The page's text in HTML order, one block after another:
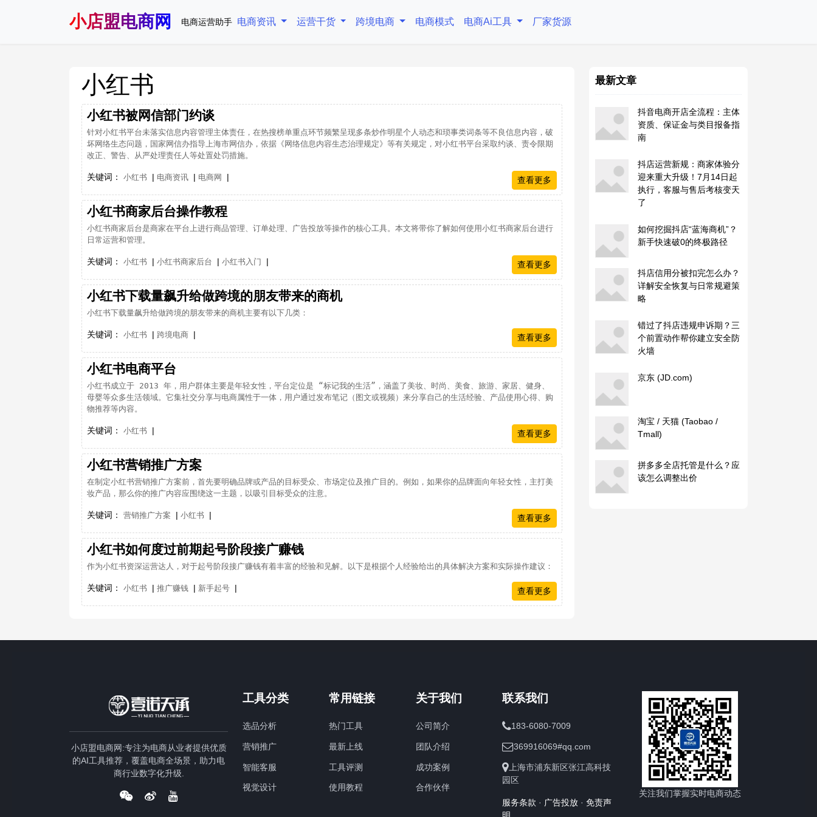
小店盟电商网 电商运营助手 电商资讯 运营干货 跨境电商 电商模式 电商Ai工具 厂家货源
小红书
小红书被网信部门约谈
针对小红书平台未落实信息内容管理主体责任，在热搜榜单重点环节频繁呈现多条炒作明星个人动态和琐事类词条等不良信息内容，破
坏网络生态问题，国家网信办指导上海市网信办，依据《网络信息内容生态治理规定》等有关规定，对小红书平台采取约谈、责令限期
改正、警告、从严处理责任人等处置处罚措施。
关键词： 小红书 | 电商资讯 | 电商网 | 查看更多
​小红书商家后台操作教程
小红书商家后台是商家在平台上进行商品管理、订单处理、广告投放等操作的核心工具。本文将带你了解如何使用小红书商家后台进行
日常运营和管理。
关键词： 小红书 | 小红书商家后台 | 小红书入门 | 查看更多
小红书下载量飙升给做跨境的朋友带来的商机
小红书下载量飙升给做跨境的朋友带来的商机主要有以下几类：
关键词： 小红书 | 跨境电商 | 查看更多
小红书电商平台
小红书成立于 2013 年，用户群体主要是年轻女性，平台定位是 “标记我的生活”，涵盖了美妆、时尚、美食、旅游、家居、健身、
母婴等众多生活领域。它集社交分享与电商属性于一体，用户通过发布笔记（图文或视频）来分享自己的生活经验、产品使用心得、购
物推荐等内容。
关键词： 小红书 | 查看更多
小红书营销推广方案
在制定小红书营销推广方案前，首先要明确品牌或产品的目标受众、市场定位及推广目的。例如，如果你的品牌面向年轻女性，主打美
妆产品，那么你的推广内容应围绕这一主题，以吸引目标受众的注意。
关键词： 营销推广方案 | 小红书 | 查看更多
小红书如何度过前期起号阶段接广赚钱
作为小红书资深运营达人，对于起号阶段接广赚钱有着丰富的经验和见解。以下是根据个人经验给出的具体解决方案和实际操作建议：
关键词： 小红书 | 推广赚钱 | 新手起号 | 查看更多
最新文章
抖音电商开店全流程：主体
资质、保证金与类目报备指
南
抖店运营新规：商家体验分
迎来重大升级！7月14日起
执行，客服与售后考核变天
了
如何挖掘抖店“蓝海商机”？
新手快速破0的终极路径
抖店信用分被扣完怎么办？
详解安全恢复与日常规避策
略
错过了抖店违规申诉期？三
个前置动作帮你建立安全防
火墙
京东 (JD.com)
淘宝 / 天猫 (Taobao /
Tmall)
拼多多全店托管是什么？应
该怎么调整出价
小店盟电商网:专注为电商从业者提供优质
的AI工具推荐，覆盖电商全场景，助力电
商行业数字化升级.
工具分类
选品分析
营销推广
智能客服
视觉设计
常用链接
热门工具
最新上线
工具评测
使用教程
关于我们
公司简介
团队介绍
成功案例
合作伙伴
联系我们
183-6080-7009
369916069#qq.com
上海市浦东新区张江高科技
园区
服务条款 · 广告投放 ·免责声
明
关注我们掌握实时电商动态